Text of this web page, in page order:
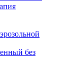
без